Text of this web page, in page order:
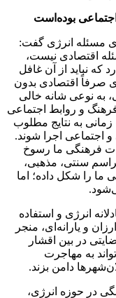
بوده‌است
مسئله انرژی گفت:
اقتصادی نیست،
که نباید از آن غافل
صرفاً اقتصادی بدون
به نوعی شانه خالی
و روابط اجتماعی
به نتایج مطلوب
اجتماعی اجرا شوند.
فرهنگی ما رسوخ
سنتی، مذهبی،
را شکل داده؛ اما
انرژی و استفاده
و یارانه‌ای، منجر
در بین اقشار
به مهاجرت
دامن بزند.
در حوزه انرژی،